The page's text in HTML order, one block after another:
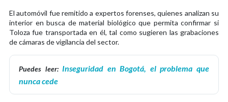
El automóvil fue remitido a expertos forenses, quienes analizan su
interior en busca de material biológico que permita confirmar si
Toloza fue transportada en él, tal como sugieren las grabaciones
de cámaras de vigilancia del sector.
Puedes leer: Inseguridad en Bogotá, el problema que
nunca cede